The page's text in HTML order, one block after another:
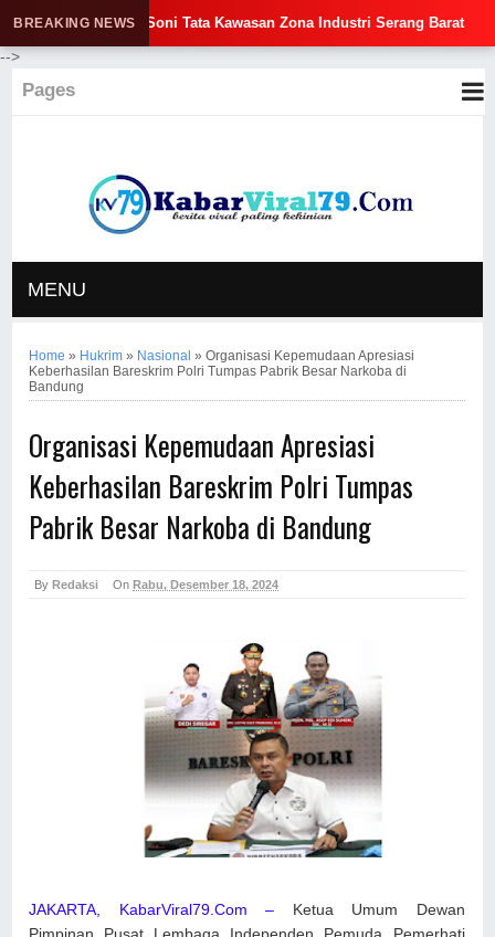
-->
Pages
BREAKING NEWS
Andra Soni Tata Kawasan Zona Industri Serang Barat
MENU
Home » Hukrim » Nasional »Organisasi Kepemudaan Apresiasi
Keberhasilan Bareskrim Polri Tumpas Pabrik Besar Narkoba di
Bandung
Organisasi Kepemudaan Apresiasi
Keberhasilan Bareskrim Polri Tumpas
Pabrik Besar Narkoba di Bandung
By Redaksi OnRabu, Desember 18, 2024
JAKARTA, KabarViral79.Com –
Ketua Umum Dewan